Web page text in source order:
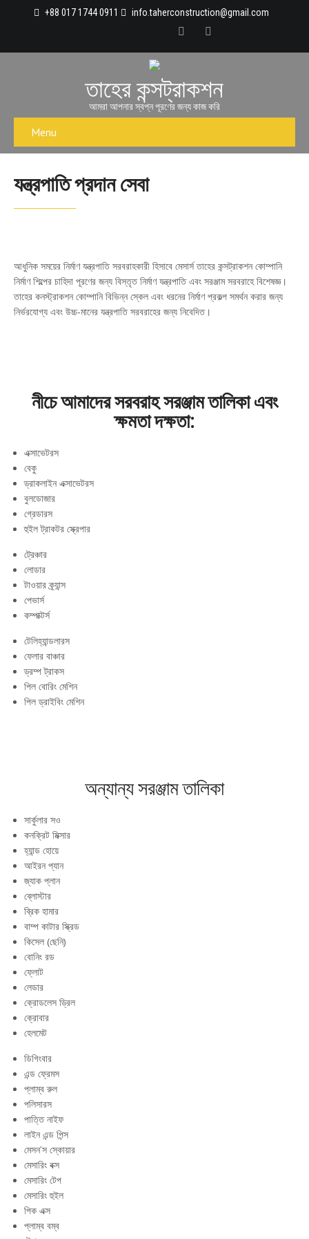
+88 017 1744 0911 info.taherconstruction@gmail.com
তাহের কন্সট্রাকশন
আমরা আপনার স্বপ্ন পূরণের জন্য কাজ করি
Menu
যন্ত্রপাতি প্রদান সেবা
আধুনিক সময়ের নির্মাণ যন্ত্রপাতি সরবরাহকারী হিসাবে মেসার্স তাহের কন্সট্রাকশন কোম্পানি
নির্মাণ শিল্পের চাহিদা পূরণের জন্য বিস্তৃত নির্মাণ যন্ত্রপাতি এবং সরঞ্জাম সরবরাহে বিশেষজ্ঞ।
তাহের কনস্ট্রাকশন কোম্পানি বিভিন্ন স্কেল এবং ধরনের নির্মাণ প্রকল্প সমর্থন করার জন্য
নির্ভরযোগ্য এবং উচ্চ-মানের যন্ত্রপাতি সরবরাহের জন্য নিবেদিত।
নীচে আমাদের সরবরাহ সরঞ্জাম তালিকা এবং
ক্ষমতা দক্ষতা:
এক্সাভেটরস
বেকু
ড্রাকলাইন এক্সাভেটরস
বুলডোজার
গ্রেডারস
হুইল ট্রাকটর স্ক্রেপার
ট্রেঞ্চার
লোডার
টাওয়ার ক্র্যান্স
পেভার্স
কম্পাক্টর্স
টেলিহ্যান্ডলারস
ফেলার বাঞ্চার
ড্রম্প ট্রাকস
পিল বোরিং মেশিন
পিল ড্রাইবিং মেশিন
অন্যান্য সরঞ্জাম তালিকা
সার্কুলার সও
কনক্রিট মিক্সার
হ্যান্ড হোয়ে
আইরন প্যান
জ্যাক প্লান
ব্লোস্টার
ব্রিক হামার
বাম্প কাটার স্ক্রিড
কিসেল (ছেনি)
বোনিং রড
ফ্লোট
লেডার
ক্রোডলেস ড্রিল
ক্রোবার
হেলমেট
ডিগিংবার
এন্ড ফ্রেমস
প্লাম্ব রুল
পলিসারস
পাত্তি নাইফ
লাইন এন্ড পিন্স
মেসন’স স্কোয়ার
মেসারিং বক্স
মেসারিং টেপ
মেসারিং হুইল
পিক এক্স
প্লাম্ব বম্ব